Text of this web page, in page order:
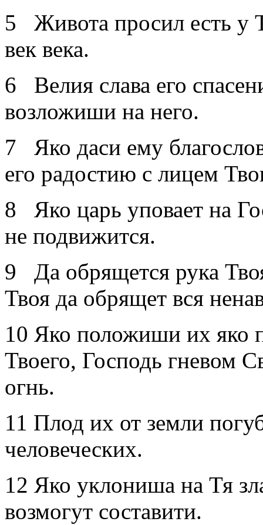
5 Живота просил есть у
век века.
6 Велия слава его
возложиши на него.
7 Яко даси ему
его радостию с лицем
8 Яко царь уповает на
не подвижится.
9 Да обрящется рука
Твоя да обрящет вся
10 Яко положиши их яко
Твоего, Господь гневом
огнь.
11 Плод их от земли
человеческих.
12 Яко уклониша на Тя
возмогут составити.